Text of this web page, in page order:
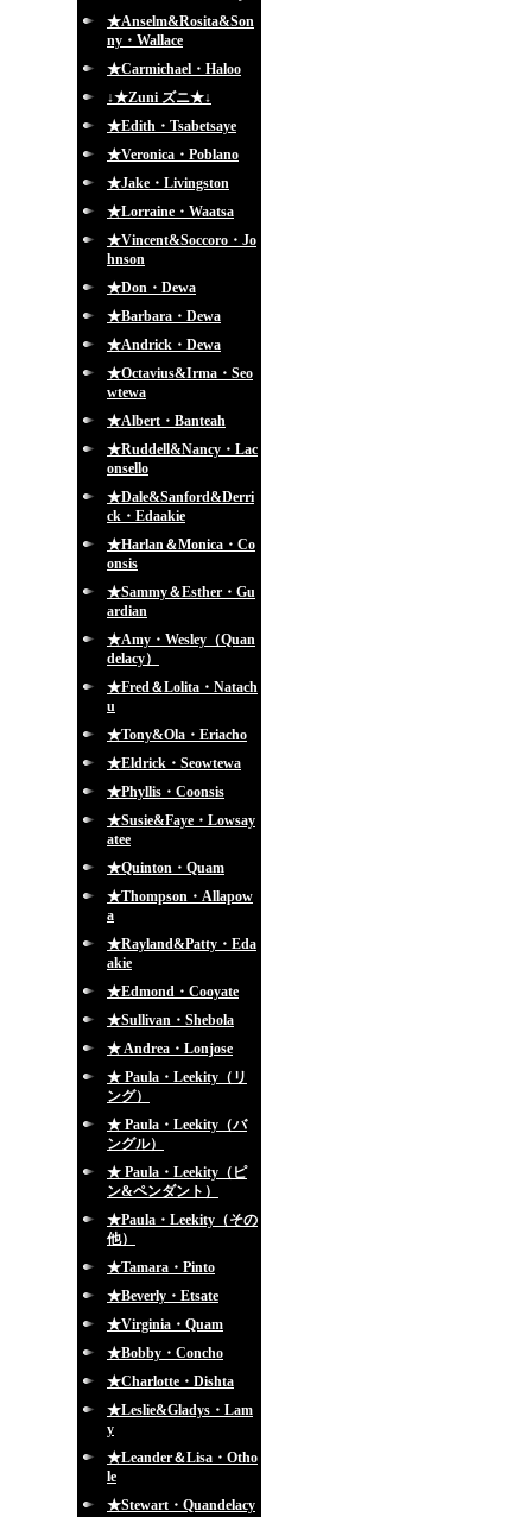
★Anselm&Rosita&Son
ny・Wallace
★Carmichael・Haloo
↓★Zuni ズニ★↓
★Edith・Tsabetsaye
★Veronica・Poblano
★Jake・Livingston
★Lorraine・Waatsa
★Vincent&Soccoro・Jo
hnson
★Don・Dewa
★Barbara・Dewa
★Andrick・Dewa
★Octavius&Irma・Seo
wtewa
★Albert・Banteah
★Ruddell&Nancy・Lac
onsello
★Dale&Sanford&Derri
ck・Edaakie
★Harlan＆Monica・Co
onsis
★Sammy＆Esther・Gu
ardian
★Amy・Wesley（Quan
delacy）
★Fred＆Lolita・Natach
u
★Tony&Ola・Eriacho
★Eldrick・Seowtewa
★Phyllis・Coonsis
★Susie&Faye・Lowsay
atee
★Quinton・Quam
★Thompson・Allapow
a
★Rayland&Patty・Eda
akie
★Edmond・Cooyate
★Sullivan・Shebola
★ Andrea・Lonjose
★ Paula・Leekity（リ
ング）
★ Paula・Leekity（バ
ングル）
★ Paula・Leekity（ピ
ン&ペンダント）
★Paula・Leekity（その
他）
★Tamara・Pinto
★Beverly・Etsate
★Virginia・Quam
★Bobby・Concho
★Charlotte・Dishta
★Leslie&Gladys・Lam
y
★Leander＆Lisa・Otho
le
★Stewart・Quandelacy